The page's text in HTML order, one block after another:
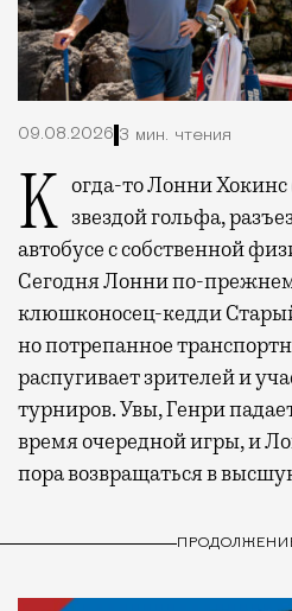
09.08.2026 3 мин. чтения
Когда-то Лонни Хокинс (Уилл Феррелл) был звездой гольфа,
автобусе с собственной
Сегодня Лонни по-
клюшконосец-кедди
но потрепанное
распугивает зрителей и
турниров. Увы, Генри
время очередной игры, и
пора возвращаться в